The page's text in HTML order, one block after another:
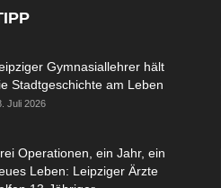
Gymnasiallehrer hält
Stadtgeschichte am Leben
Juli 2026
Operationen, ein Jahr, ein
Leben: Leipziger Ärzte